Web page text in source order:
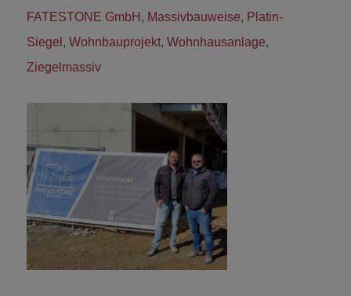
FATESTONE GmbH , Massivbauweise, Platin-
Siegel , Wohnbauprojekt, Wohnhausanlage,
Ziegelmassiv